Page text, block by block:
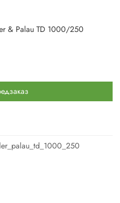
& Palau TD 1000/250